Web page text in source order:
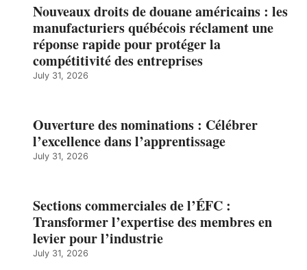
Nouveaux droits de douane américains : les
manufacturiers québécois réclament une
réponse rapide pour protéger la
compétitivité des entreprises
July 31, 2026
Ouverture des nominations : Célébrer
l’excellence dans l’apprentissage
July 31, 2026
Sections commerciales de l’ÉFC :
Transformer l’expertise des membres en
levier pour l’industrie
July 31, 2026